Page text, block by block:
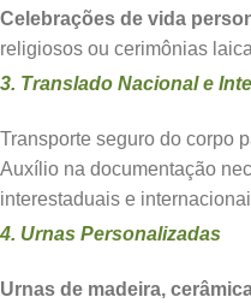
Celebrações de vida
religiosos ou cerimônias
3. Translado Nacional e
Transporte seguro do corpo
Auxílio na documentação
interestaduais e
4. Urnas Personalizadas
Urnas de madeira,